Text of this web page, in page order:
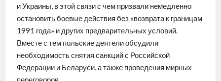
и Украины, в этой связи с чем призвали немедленно
остановить боевые действия без «возврата к границам
1991 года» и других предварительных условий.
Вместе с тем польские деятели обсудили
необходимость снятия санкций с Российской
Федерации и Беларуси, а также проведения мирных